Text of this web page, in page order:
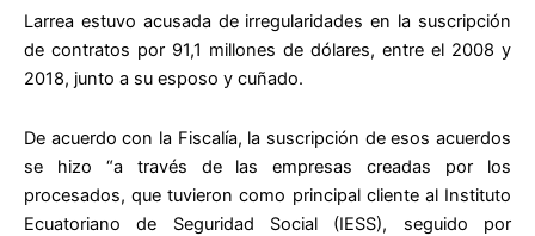
Larrea estuvo acusada de irregularidades en la suscripción
de contratos por 91,1 millones de dólares, entre el 2008 y
2018, junto a su esposo y cuñado.
De acuerdo con la Fiscalía, la suscripción de esos acuerdos
se hizo “a través de las empresas creadas por los
procesados, que tuvieron como principal cliente al Instituto
Ecuatoriano de Seguridad Social (IESS), seguido por